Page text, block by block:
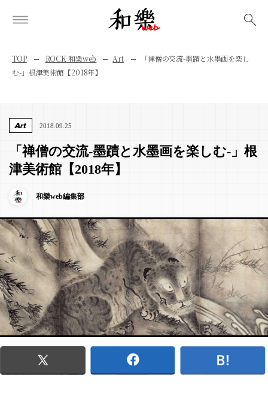
TOP ROCK 和樂web Art
「禅僧の交流-墨蹟と水墨画を楽し
む-」根津美術館【2018年】
Art 2018.09.25
「禅僧の交流-墨蹟と水墨画を楽しむ-」根
津美術館【2018年】
和樂web編集部